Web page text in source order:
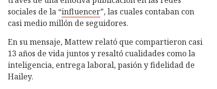
sociales de la “influencer”, las cuales contaban con
casi medio millón de seguidores.
En su mensaje, Mattew relató que compartieron casi
13 años de vida juntos y resaltó cualidades como la
inteligencia, entrega laboral, pasión y fidelidad de
Hailey.